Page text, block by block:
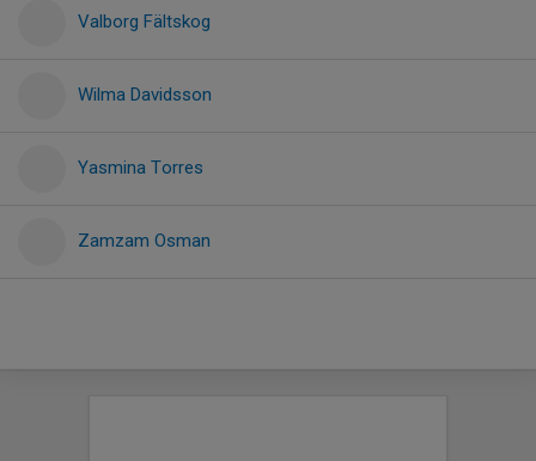
Valborg Fältskog
Wilma Davidsson
Yasmina Torres
Zamzam Osman